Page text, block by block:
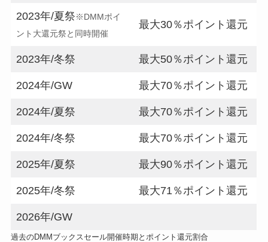
2023年/夏祭※DMMポイ
ント大還元祭と同時開催
最大30％ポイント還元
2023年/冬祭 最大50％ポイント還元
2024年/GW 最大70％ポイント還元
2024年/夏祭 最大70％ポイント還元
2024年/冬祭 最大70％ポイント還元
2025年/夏祭 最大90％ポイント還元
2025年/冬祭 最大71％ポイント還元
2026年/GW
過去のDMMブックスセール開催時期とポイント還元割合